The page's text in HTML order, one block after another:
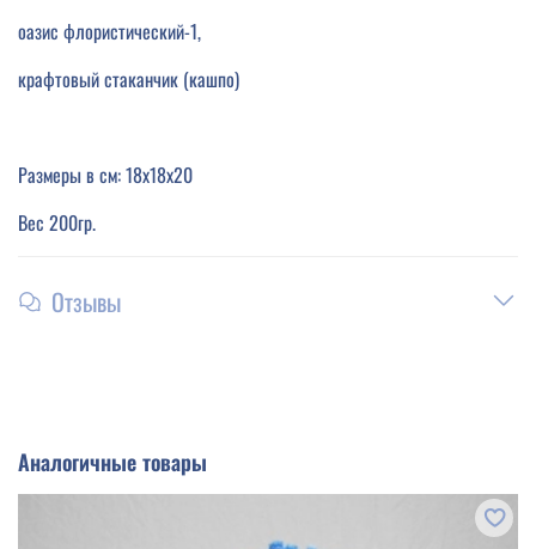
оазис флористический-1,
крафтовый стаканчик (кашпо)
Размеры в см: 18х18х20
Вес 200гр.
Отзывы
Аналогичные товары